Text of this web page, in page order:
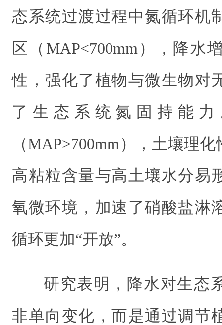
态系统过渡过程中氮循环机
区（MAP<700mm），降水
性，强化了植物与微生物对
了生态系统氮固持能
（MAP>700mm），土壤理
高粘粒含量与高土壤水分易
氧微环境，加速了硝酸盐淋
循环更加“开放”。
研究表明，降水对生态
非单向变化，而是通过调